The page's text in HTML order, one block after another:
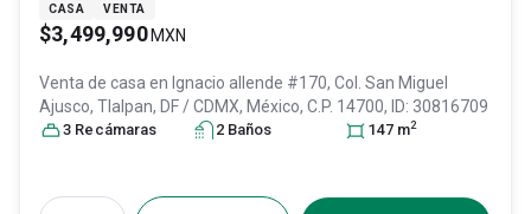
CASA VENTA
$3,499,990 MXN
Venta de casa en Ignacio allende #170, Col. San Miguel
Ajusco, Tlalpan, DF / CDMX, México, C.P. 14700, ID: 30816709
3 Recámaras 2 Baños 147 m2